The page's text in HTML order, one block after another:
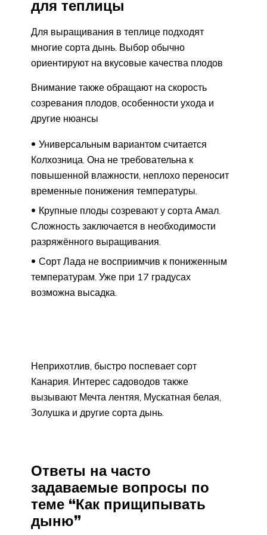
для теплицы
Для выращивания в теплице подходят
многие сорта дынь. Выбор обычно
ориентируют на вкусовые качества плодов
Внимание также обращают на скорость
созревания плодов, особенности ухода и
другие нюансы
Универсальным вариантом считается
Колхозница. Она не требовательна к
повышенной влажности, неплохо переносит
временные понижения температуры.
Крупные плоды созревают у сорта Амал.
Сложность заключается в необходимости
разряжённого выращивания.
Сорт Лада не восприимчив к пониженным
температурам. Уже при 17 градусах
возможна высадка.
Неприхотлив, быстро поспевает сорт
Канария. Интерес садоводов также
вызывают Мечта лентяя, Мускатная белая,
Золушка и другие сорта дынь.
Ответы на часто
задаваемые вопросы по
теме “Как прищипывать
дыню”